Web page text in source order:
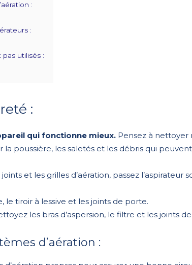
:
:
pas utilisés :
:
qui fonctionne mieux. Pensez à
poussière, les saletés et les débris qui peuvent
et les grilles d’aération, passez l’aspirateur
le tiroir à lessive et les joints de porte.
les bras d’aspersion, le filtre et les joints
d’aération :